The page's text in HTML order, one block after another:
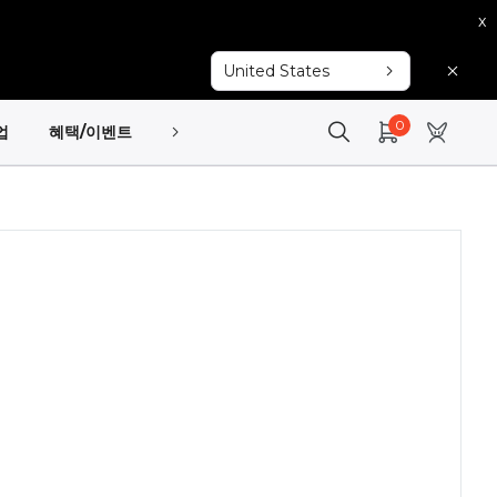
x
United States
혜택/이벤트 고객지원 0